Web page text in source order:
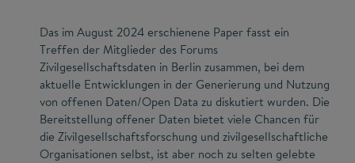
Das im August 2024 erschienene Paper fasst ein
Treffen der Mitglieder des Forums
Zivilgesellschaftsdaten in Berlin zusammen, bei dem
aktuelle Entwicklungen in der Generierung und Nutzung
von offenen Daten/Open Data zu diskutiert wurden. Die
Bereitstellung offener Daten bietet viele Chancen für
die Zivilgesellschafts­forschung und zivilgesellschaftliche
Organisationen selbst, ist aber noch zu selten gelebte